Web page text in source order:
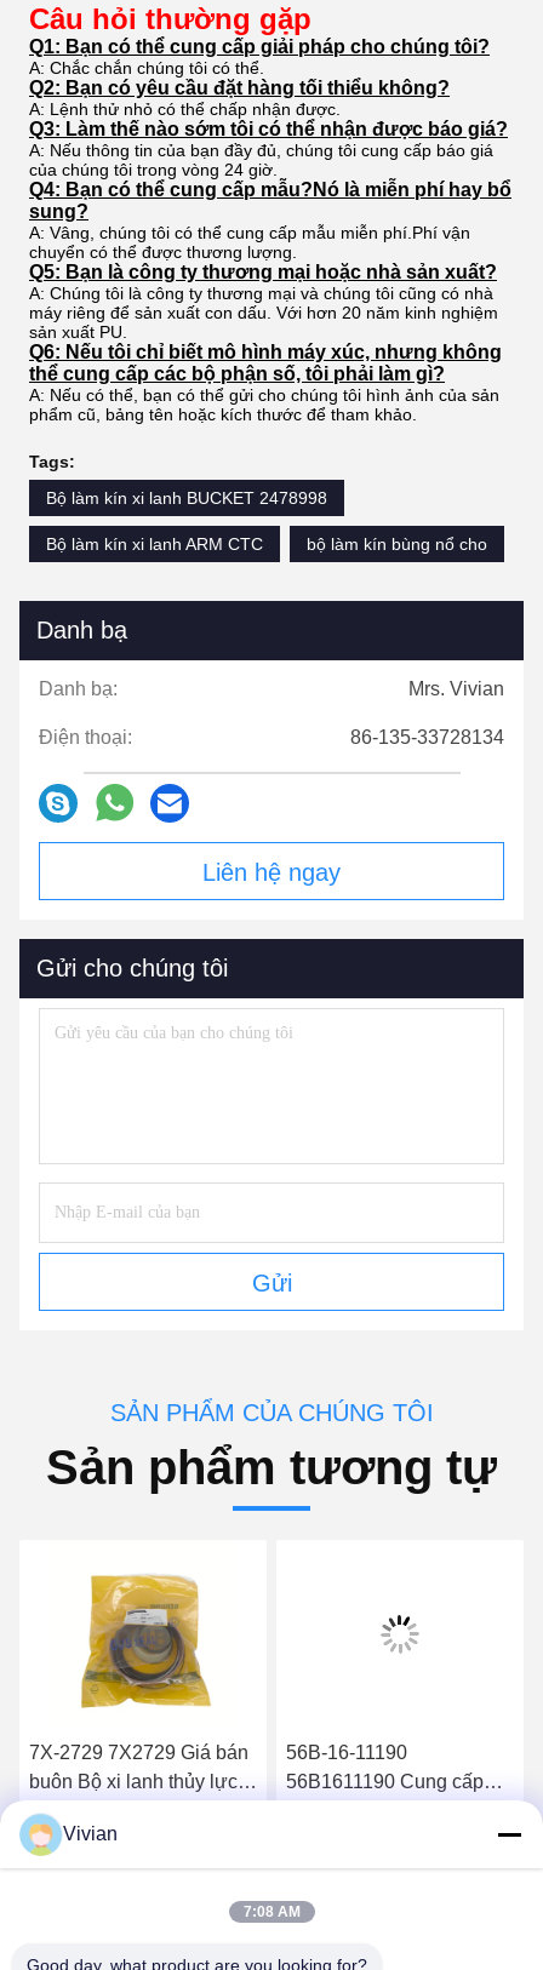
Câu hỏi thường gặp
Q1: Bạn có thể cung cấp giải pháp cho chúng tôi?
A: Chắc chắn chúng tôi có thể.
Q2: Bạn có yêu cầu đặt hàng tối thiểu không?
A: Lệnh thử nhỏ có thể chấp nhận được.
Q3: Làm thế nào sớm tôi có thể nhận được báo giá?
A: Nếu thông tin của bạn đầy đủ, chúng tôi cung cấp báo giá
của chúng tôi trong vòng 24 giờ.
Q4: Bạn có thể cung cấp mẫu?Nó là miễn phí hay bổ
sung?
A: Vâng, chúng tôi có thể cung cấp mẫu miễn phí.Phí vận
chuyển có thể được thương lượng.
Q5: Bạn là công ty thương mại hoặc nhà sản xuất?
A: Chúng tôi là công ty thương mại và chúng tôi cũng có nhà
máy riêng để sản xuất con dấu. Với hơn 20 năm kinh nghiệm
sản xuất PU.
Q6: Nếu tôi chỉ biết mô hình máy xúc, nhưng không
thể cung cấp các bộ phận số, tôi phải làm gì?
A: Nếu có thể, bạn có thể gửi cho chúng tôi hình ảnh của sản
phẩm cũ, bảng tên hoặc kích thước để tham khảo.
Tags:
Bộ làm kín xi lanh BUCKET 2478998
Bộ làm kín xi lanh ARM CTC bộ làm kín bùng nổ cho
Danh bạ
Danh bạ: Mrs. Vivian
Điện thoại: 86-135-33728134
Liên hệ ngay
Gửi cho chúng tôi
Gửi
SẢN PHẨM CỦA CHÚNG TÔI
Sản phẩm tương tự
7X-2729 7X2729 Giá bán
buôn Bộ xi lanh thủy lực
826B
Nhận được giá tốt nhất
56B-16-11190
56B1611190 Cung cấp
HM400-2 HM350-2
Nhận được giá tốt nhất
Vivian
7:08 AM
Good day, what product are you looking for?